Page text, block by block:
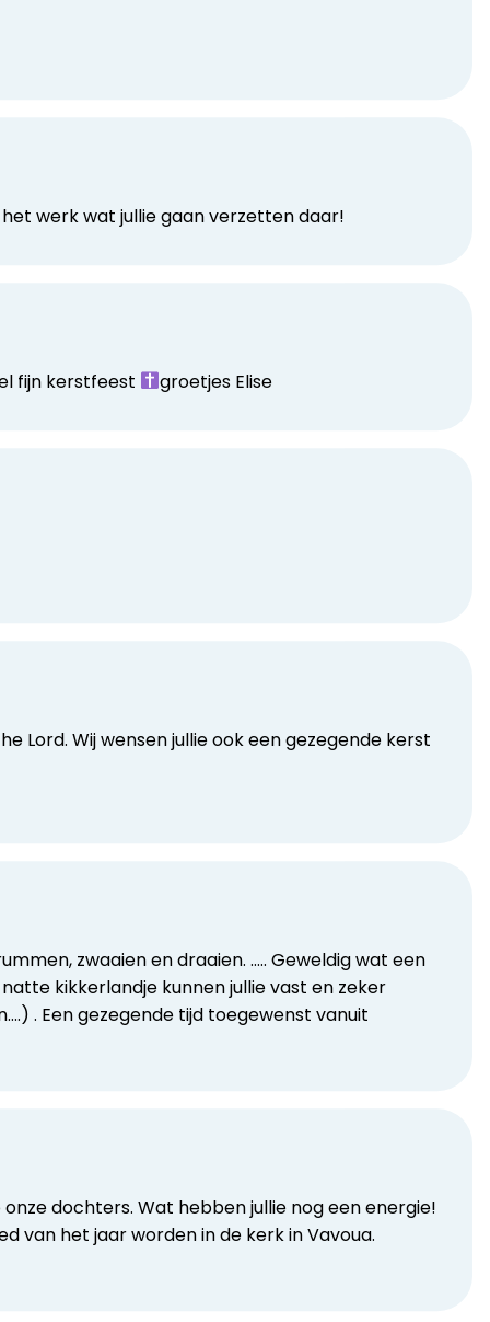
werk wat jullie gaan verzetten daar!
fijn kerstfeest groetjes Elise
Lord. Wij wensen jullie ook een gezegende kerst
zwaaien en draaien. ….. Geweldig wat een
kikkerlandje kunnen jullie vast en zeker
. Een gezegende tijd toegewenst vanuit
dochters. Wat hebben jullie nog een energie!
van het jaar worden in de kerk in Vavoua.